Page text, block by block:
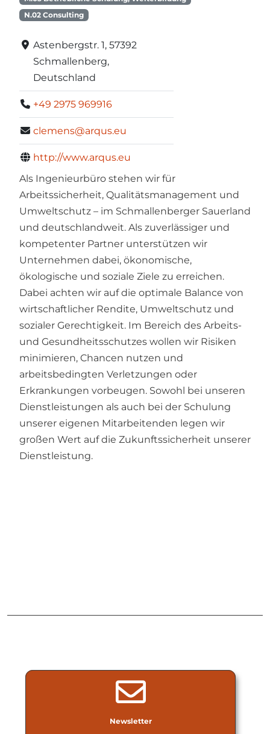
Newsletter
N.02 Consulting
Astenbergstr. 1, 57392
Schmallenberg,
Deutschland
+49 2975 969916
clemens@arqus.eu
http://www.arqus.eu
Als Ingenieurbüro stehen wir für
Arbeitssicherheit, Qualitätsmanagement und
Umweltschutz – im Schmallenberger Sauerland
und deutschlandweit. Als zuverlässiger und
kompetenter Partner unterstützen wir
Unternehmen dabei, ökonomische,
ökologische und soziale Ziele zu erreichen.
Dabei achten wir auf die optimale Balance von
wirtschaftlicher Rendite, Umweltschutz und
sozialer Gerechtigkeit. Im Bereich des Arbeits-
und Gesundheitsschutzes wollen wir Risiken
minimieren, Chancen nutzen und
arbeitsbedingten Verletzungen oder
Erkrankungen vorbeugen. Sowohl bei unseren
Dienstleistungen als auch bei der Schulung
unserer eigenen Mitarbeitenden legen wir
großen Wert auf die Zukunftssicherheit unserer
Dienstleistung.